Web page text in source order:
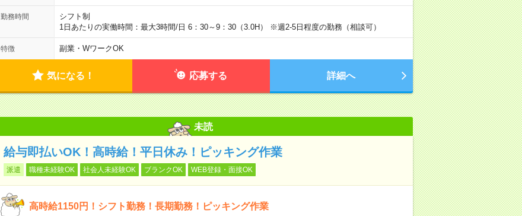
勤務時間
シフト制
1日あたりの実働時間：最大3時間/日 6：30～9：30（3.0H） ※週2-5日程度の勤務（相談可）
特徴 副業・WワークOK
気になる！ 応募する 詳細へ
未読
給与即払いOK！高時給！平日休み！ピッキング作業
派遣 職種未経験OK 社会人未経験OK ブランクOK WEB登録・面接OK
高時給1150円！シフト勤務！長期勤務！ピッキング作業